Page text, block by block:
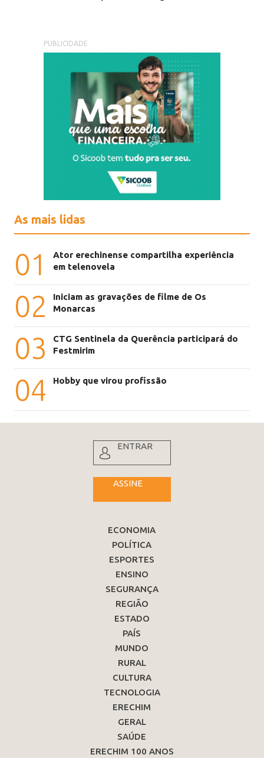
PUBLICIDADE
As mais lidas
01
Ator erechinense compartilha experiência
em telenovela
02
Iniciam as gravações de filme de Os
Monarcas
03
CTG Sentinela da Querência participará do
Festmirim
04 Hobby que virou profissão
ENTRAR
ASSINE
ECONOMIA
POLÍTICA
ESPORTES
ENSINO
SEGURANÇA
REGIÃO
ESTADO
PAÍS
MUNDO
RURAL
CULTURA
TECNOLOGIA
ERECHIM
GERAL
SAÚDE
ERECHIM 100 ANOS